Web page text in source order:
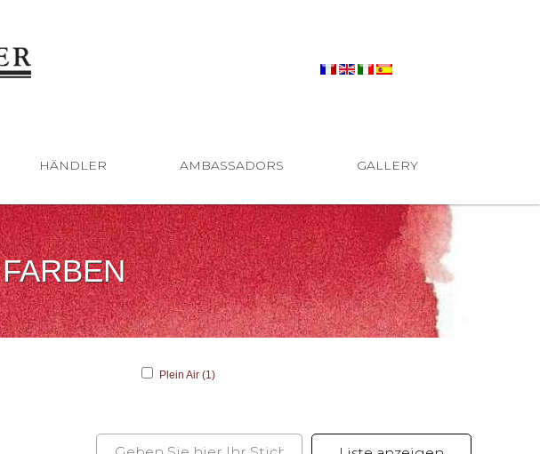
HÄNDLER AMBASSADORS GALLERY
Plein Air (1)